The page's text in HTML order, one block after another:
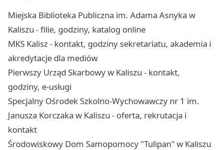
Miejska Biblioteka Publiczna im. Adama Asnyka w
Kaliszu - filie, godziny, katalog online
MKS Kalisz - kontakt, godziny sekretariatu, akademia i
akredytacje dla mediów
Pierwszy Urząd Skarbowy w Kaliszu - kontakt,
godziny, e-usługi
Specjalny Ośrodek Szkolno-Wychowawczy nr 1 im.
Janusza Korczaka w Kaliszu - oferta, rekrutacja i
kontakt
Środowiskowy Dom Samopomocy "Tulipan" w Kaliszu